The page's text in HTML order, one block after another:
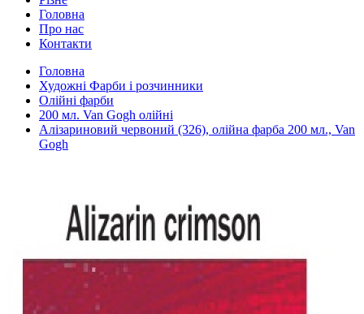
Головна
Про нас
Контакти
Головна
Художні Фарби і розчинники
Олійні фарби
200 мл. Van Gogh олійні
Алізариновий червоний (326), олійна фарба 200 мл., Van
Gogh